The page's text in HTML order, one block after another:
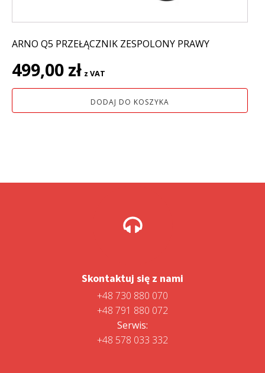
ARNO Q5 PRZEŁĄCZNIK ZESPOLONY PRAWY
499,00 zł z VAT
DODAJ DO KOSZYKA
Skontaktuj się z nami
+48 730 880 070
+48 791 880 072
Serwis:
+48 578 033 332